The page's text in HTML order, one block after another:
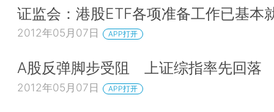
证监会：港股ETF各项准备工作已基本
2012年05月07日 APP打开
A股反弹脚步受阻 上证综指率先回落
2012年05月07日 APP打开